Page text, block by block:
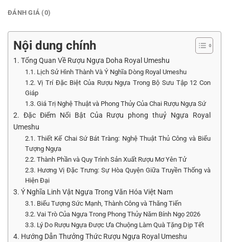
ĐÁNH GIÁ (0)
Nội dung chính
1. Tổng Quan Về Rượu Ngựa Doha Royal Umeshu
1.1. Lịch Sử Hình Thành Và Ý Nghĩa Dòng Royal Umeshu
1.2. Vị Trí Đặc Biệt Của Rượu Ngựa Trong Bộ Sưu Tập 12 Con
Giáp
1.3. Giá Trị Nghệ Thuật và Phong Thủy Của Chai Rượu Ngựa Sứ
2. Đặc Điểm Nổi Bật Của Rượu phong thuỷ Ngựa Royal
Umeshu
2.1. Thiết Kế Chai Sứ Bát Tràng: Nghệ Thuật Thủ Công và Biểu
Tượng Ngựa
2.2. Thành Phần và Quy Trình Sản Xuất Rượu Mơ Yên Tử
2.3. Hương Vị Đặc Trưng: Sự Hòa Quyện Giữa Truyền Thống và
Hiện Đại
3. Ý Nghĩa Linh Vật Ngựa Trong Văn Hóa Việt Nam
3.1. Biểu Tượng Sức Mạnh, Thành Công và Thăng Tiến
3.2. Vai Trò Của Ngựa Trong Phong Thủy Năm Bính Ngọ 2026
3.3. Lý Do Rượu Ngựa Được Ưa Chuộng Làm Quà Tặng Dịp Tết
4. Hướng Dẫn Thưởng Thức Rượu Ngựa Royal Umeshu